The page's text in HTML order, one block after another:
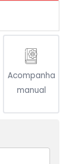
Acompanha
manual